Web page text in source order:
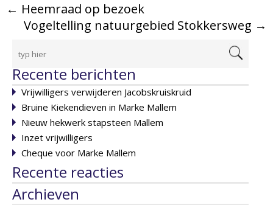
← Heemraad op bezoek
Vogeltelling natuurgebied Stokkersweg →
Recente berichten
Vrijwilligers verwijderen Jacobskruiskruid
Bruine Kiekendieven in Marke Mallem
Nieuw hekwerk stapsteen Mallem
Inzet vrijwilligers
Cheque voor Marke Mallem
Recente reacties
Archieven